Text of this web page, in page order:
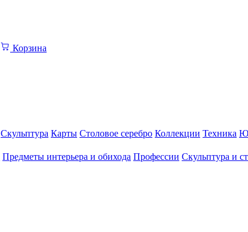
Корзина
Скульптура Карты Столовое серебро Коллекции Техника
Предметы интерьера и обихода Профессии Скульптура и